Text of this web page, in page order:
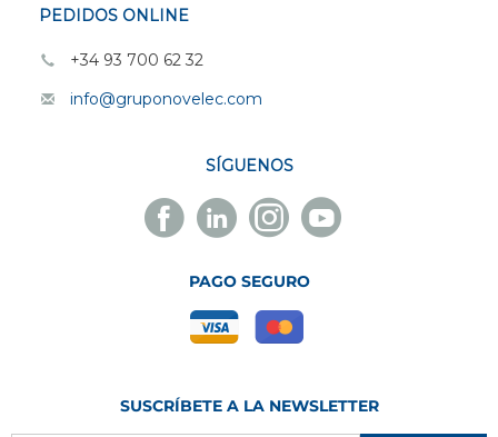
PEDIDOS ONLINE
+34 93 700 62 32
info@gruponovelec.com
SÍGUENOS
Facebook
Novelec
Linkedin
Novelec
Instagram
Novelec
Youtube
Novelec
PAGO SEGURO
SUSCRÍBETE A LA NEWSLETTER